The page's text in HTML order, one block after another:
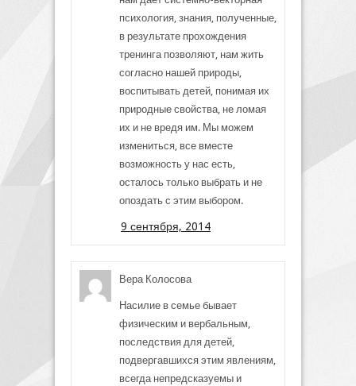
психология, знания, полученные,
в результате прохождения
тренинга позволяют, нам жить
согласно нашей природы,
воспитывать детей, понимая их
природные свойства, не ломая
их и не вредя им. Мы можем
измениться, все вместе
возможность у нас есть,
осталось только выбрать и не
опоздать с этим выбором.
9 сентября, 2014
Вера Колосова
Насилие в семье бывает
физическим и вербальным,
последствия для детей,
подвергавшихся этим явлениям,
всегда непредсказуемы и